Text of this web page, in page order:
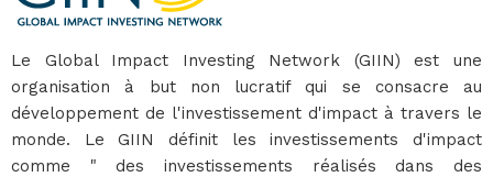
Le Global Impact Investing Network (GIIN) est une
organisation à but non lucratif qui se consacre au
développement de l'investissement d'impact à travers le
monde. Le GIIN définit les investissements d'impact
comme " des investissements réalisés dans des